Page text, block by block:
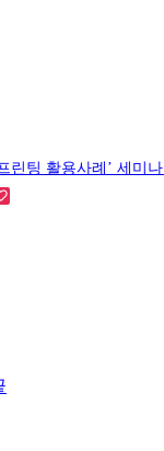
린팅 활용사례’ 세미